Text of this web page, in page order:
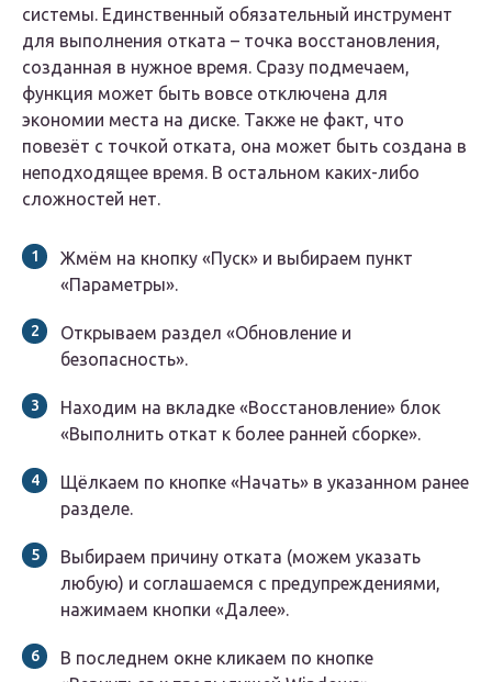
системы. Единственный обязательный инструмент
для выполнения отката – точка восстановления,
созданная в нужное время. Сразу подмечаем,
функция может быть вовсе отключена для
экономии места на диске. Также не факт, что
повезёт с точкой отката, она может быть создана в
неподходящее время. В остальном каких-либо
сложностей нет.
Жмём на кнопку «Пуск» и выбираем пункт
«Параметры».
Открываем раздел «Обновление и
безопасность».
Находим на вкладке «Восстановление» блок
«Выполнить откат к более ранней сборке».
Щёлкаем по кнопке «Начать» в указанном ранее
разделе.
Выбираем причину отката (можем указать
любую) и соглашаемся с предупреждениями,
нажимаем кнопки «Далее».
В последнем окне кликаем по кнопке